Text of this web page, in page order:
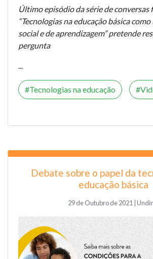
Último episódio da série de conversas
“Tecnologias na educação básica
social e de aprendizagem” pretende
pergunta
...
Tecnologias na educação
Debate sobre o papel da
educação básica
29 de Outubro de 2021 |